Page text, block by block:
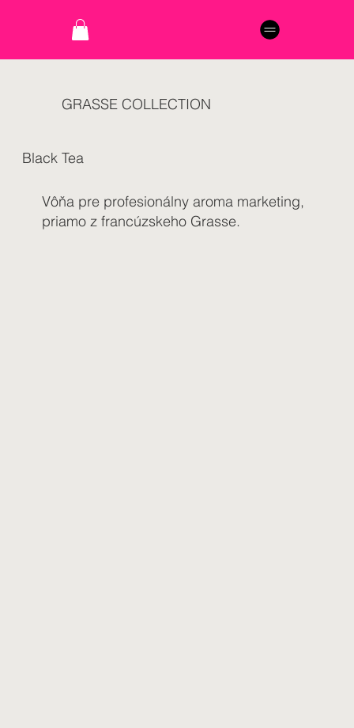
Vôňa pre profesionálny aroma marketing,
priamo z francúzskeho Grasse.
Black Tea
GRASSE COLLECTION